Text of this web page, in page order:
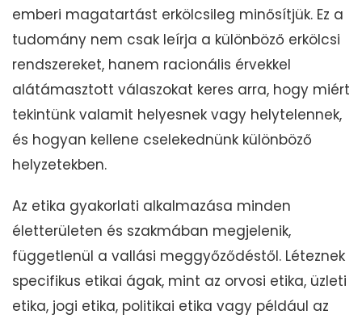
emberi magatartást erkölcsileg minősítjük. Ez a
tudomány nem csak leírja a különböző erkölcsi
rendszereket, hanem racionális érvekkel
alátámasztott válaszokat keres arra, hogy miért
tekintünk valamit helyesnek vagy helytelennek,
és hogyan kellene cselekednünk különböző
helyzetekben.
Az etika gyakorlati alkalmazása minden
életterületen és szakmában megjelenik,
függetlenül a vallási meggyőződéstől. Léteznek
specifikus etikai ágak, mint az orvosi etika, üzleti
etika, jogi etika, politikai etika vagy például az